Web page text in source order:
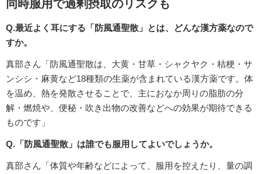
同時服用で過剰摂取のリスクも
Q.最近よく耳にする「防風通聖散」とは、どんな漢方薬なので
すか。
真部さん「防風通聖散は、大黄・甘草・シャクヤク・桔梗・サ
ンシシ・麻黄など18種類の生薬が含まれている漢方薬です。体
を温め、熱を発散させることで、主におなか周りの脂肪の分
解・燃焼や、便秘・吹き出物の改善などへの効果が期待できる
ものです」
Q.「防風通聖散」は誰でも服用してよいでしょうか。
真部さん「体質や年齢などによって、服用を控えたり、量の調